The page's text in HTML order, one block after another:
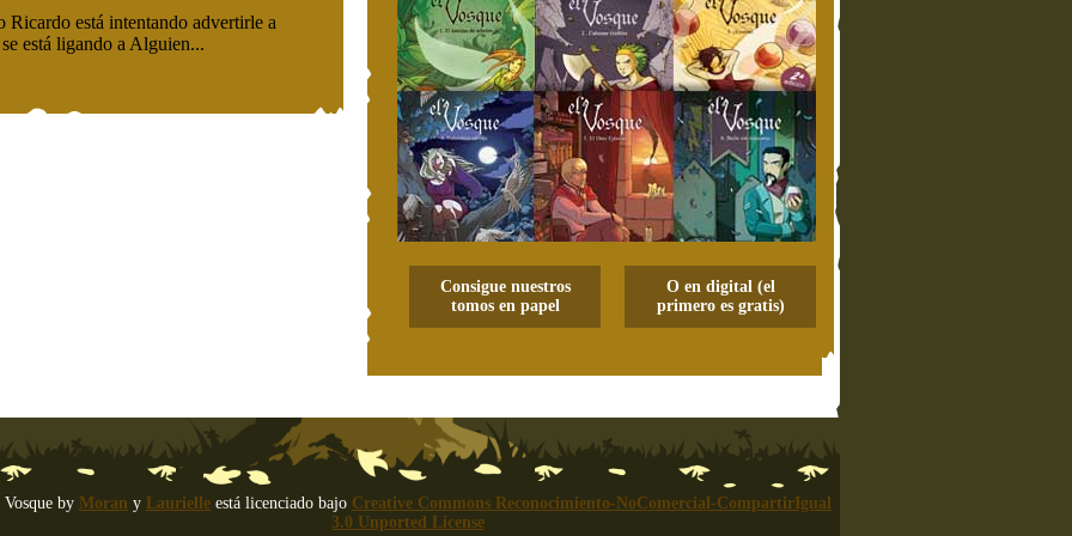
Consigue nuestros
tomos en papel
O en digital (el
primero es gratis)
by Moran y Laurielle está licenciado bajo Creative Commons Reconocimiento-NoComercial-CompartirIgual
3.0 Unported License